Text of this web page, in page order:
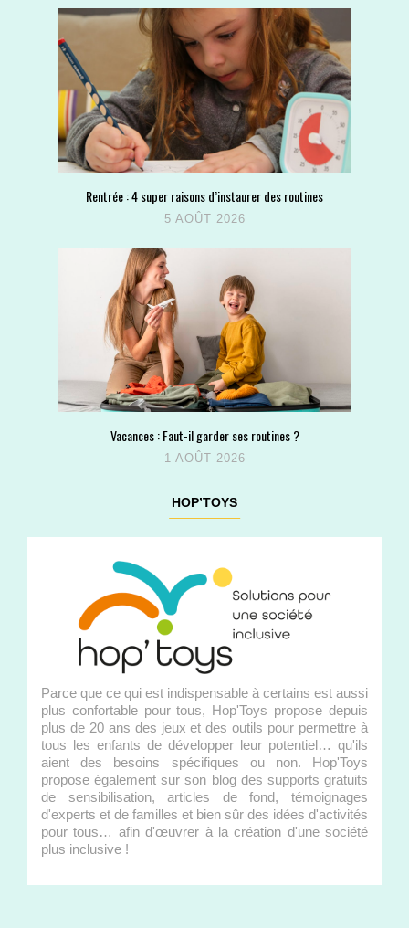
Rentrée : 4 super raisons d’instaurer des routines
5 AOÛT 2026
Vacances : Faut-il garder ses routines ?
1 AOÛT 2026
HOP’TOYS
Parce que ce qui est indispensable à certains est aussi
plus confortable pour tous, Hop'Toys propose depuis
plus de 20 ans des jeux et des outils pour permettre à
tous les enfants de développer leur potentiel… qu'ils
aient des besoins spécifiques ou non. Hop'Toys
propose également sur son blog des supports gratuits
de sensibilisation, articles de fond, témoignages
d'experts et de familles et bien sûr des idées d'activités
pour tous… afin d'œuvrer à la création d'une société
plus inclusive !